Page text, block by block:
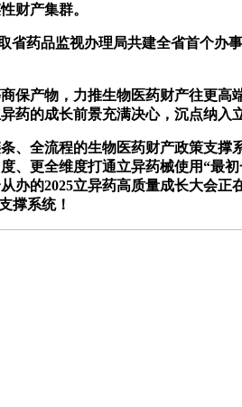
财产集群。
药品监视办理局共建全省首个办
产物，力推生物医药财产往更高
药的成长前景充满决心，沉点纳入
全流程的生物医药财产政策支撑
、更全维度打通立异药械使用“最
办的2025立异药高质量成长大会
撑系统！